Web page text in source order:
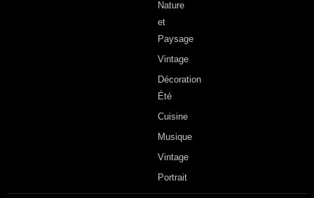
Nature
et
Paysage
Vintage
Décoration
Été
Cuisine
Musique
Vintage
Portrait